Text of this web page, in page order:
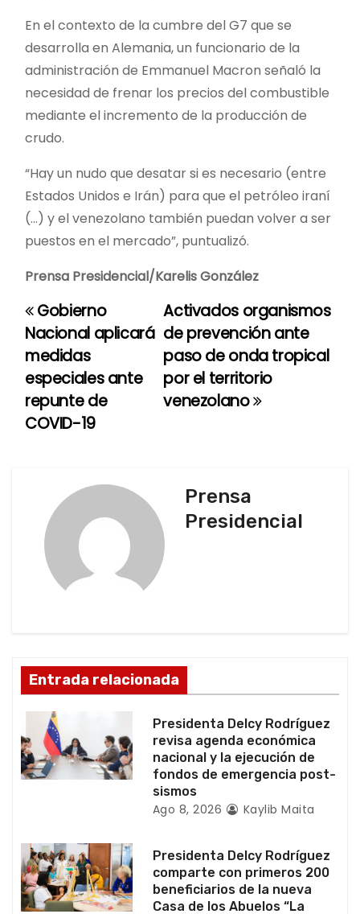
En el contexto de la cumbre del G7 que se
desarrolla en Alemania, un funcionario de la
administración de Emmanuel Macron señaló la
necesidad de frenar los precios del combustible
mediante el incremento de la producción de
crudo.
“Hay un nudo que desatar si es necesario (entre
Estados Unidos e Irán) para que el petróleo iraní
(…) y el venezolano también puedan volver a ser
puestos en el mercado”, puntualizó.
Prensa Presidencial/Karelis González
N
a
v
e
e
n
t
a
d
Activados organismos
de prevención ante
paso de onda tropical
por el territorio
venezolano
Gobierno
Nacional aplicará
medidas
especiales ante
repunte de
COVID-19
Prensa
Presidencial
Entrada relacionada
Presidenta Delcy Rodríguez
revisa agenda económica
nacional y la ejecución de
fondos de emergencia post-
sismos
Ago 8, 2026 Kaylib Maita
Presidenta Delcy Rodríguez
comparte con primeros 200
beneficiarios de la nueva
Casa de los Abuelos “La